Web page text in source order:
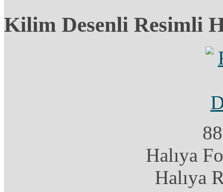
Kilim Desenli Resimli
Halıya
Halıya